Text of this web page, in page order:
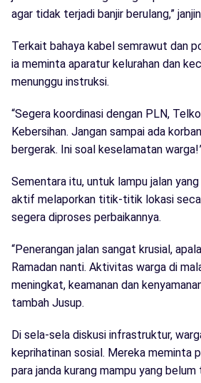
agar tidak terjadi banjir berulang,”
Terkait bahaya kabel semrawut dan
ia meminta aparatur kelurahan dan
menunggu instruksi.
“Segera koordinasi dengan PLN,
Kebersihan. Jangan sampai ada
bergerak. Ini soal keselamatan
Sementara itu, untuk lampu jalan
aktif melaporkan titik-titik lokasi
segera diproses perbaikannya.
“Penerangan jalan sangat krusial,
Ramadan nanti. Aktivitas warga di
meningkat, keamanan dan
tambah Jusup.
Di sela-sela diskusi infrastruktur,
keprihatinan sosial. Mereka meminta
para janda kurang mampu yang